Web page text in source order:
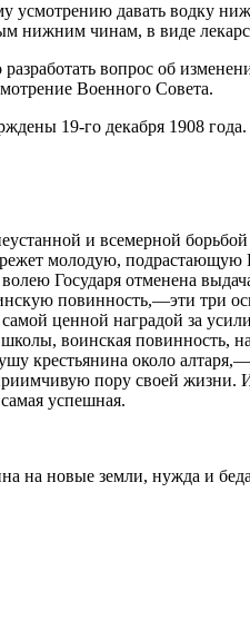
усмотрению давать водку
нижним чинам, в виде
вопрос об
Военного Совета.
19-го декабря 1908 года.
и всемерной борьбой
молодую, подрастающую
Государя отменена
повинность,—эти три
ценной наградой за
школы, воинская повинность,
крестьянина около
пору своей жизни. И
успешная.
на новые земли, нужда и